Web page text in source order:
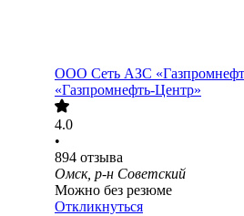
ООО Сеть АЗС
«Газпромнефть-Центр»
4.0
•
894 отзыва
Омск, р-н Советский
Можно без резюме
Откликнуться